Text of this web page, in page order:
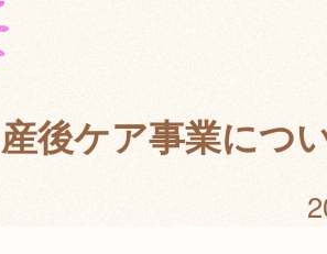
産後ケア事業につ